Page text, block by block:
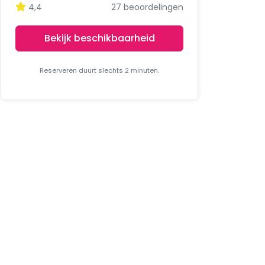
4,4 27 beoordelingen
Bekijk beschikbaarheid
Reserveren duurt slechts 2 minuten.